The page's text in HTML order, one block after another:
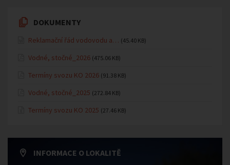
DOKUMENTY
Reklamační řád vodovodu a… (45.40 KB)
Vodné, stočné_2026 (475.06 KB)
Termíny svozu KO 2026 (91.38 KB)
Vodné, stočné_2025 (272.84 KB)
Termíny svozu KO 2025 (27.46 KB)
INFORMACE O LOKALITĚ